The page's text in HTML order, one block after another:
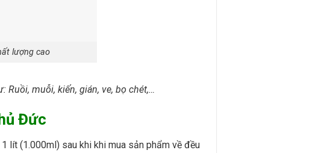
lượng cao
muỗi, kiến, gián, ve, bọ chét,…
Đức
lít (1.000ml) sau khi khi mua sản phẩm về đều